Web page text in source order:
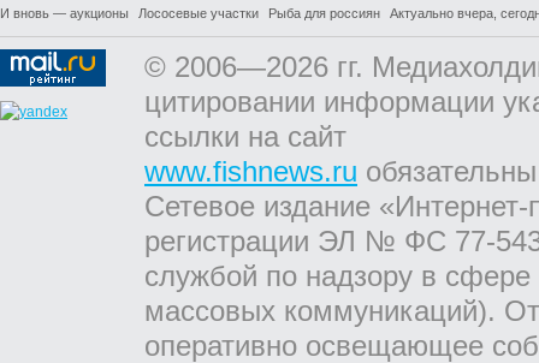
И вновь — аукционы
Лососевые участки Рыба для россиян Актуально вчера,
© 2006—2026 гг.
цитировании информации
ссылки на сайт
www.fishnews.ru
Сетевое издание
регистрации ЭЛ № ФС 77-
службой по надзору в
массовых коммуникаций).
оперативно освещающее